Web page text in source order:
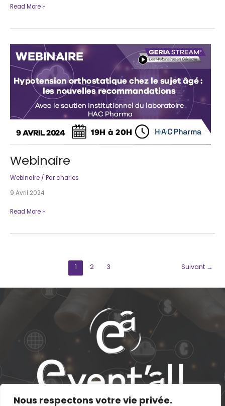
Nous respectons votre vie privée.
Webinaire
Read More »
Webinaire
Webinaire / Parcharles
9 Avril 2024
Webinaire
Read More »
1 2 3 Suivant →